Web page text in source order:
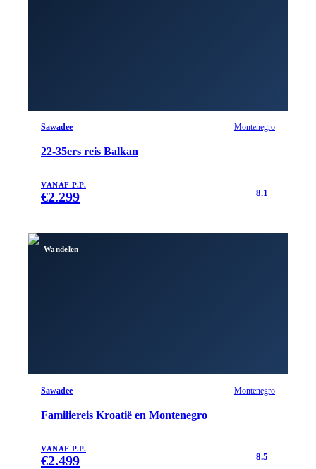
Sawadee Montenegro
22-35ers reis Balkan
VANAF P.P.
€2.299 8.1
Wandelen
Sawadee Montenegro
Familiereis Kroatië en Montenegro
VANAF P.P.
€2.499 8.5